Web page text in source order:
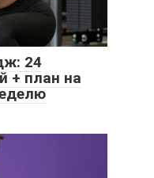
24
+ план на